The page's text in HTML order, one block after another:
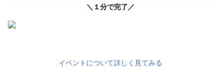
＼１分で完了／
イベントについて詳しく見てみる